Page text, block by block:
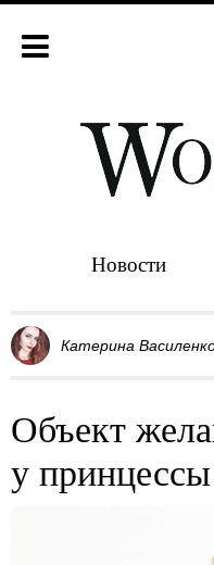
Новости
Катерина
Объект
у